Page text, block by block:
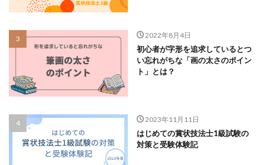
2022年8月4日
初心者が字形を追求しているとつ
い忘れがちな「画の太さのポイン
ト」とは？
2023年11月11日
はじめての賞状技法士1級試験の
対策と受験体験記